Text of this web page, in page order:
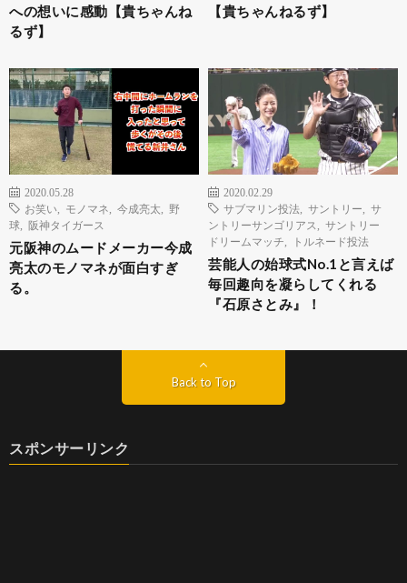
への想いに感動【貴ちゃんね
るず】
【貴ちゃんねるず】
2020.05.28
お笑い
モノマネ 今成亮太
野
球
阪神タイガース
元阪神のムードメーカー今成
亮太のモノマネが面白すぎ
る。
2020.02.29
サブマリン投法
サントリー
サ
ントリーサンゴリアス
サントリー
ドリームマッチ
トルネード投法
芸能人の始球式No.1と言えば
毎回趣向を凝らしてくれる
『石原さとみ』！
Back to Top
スポンサーリンク